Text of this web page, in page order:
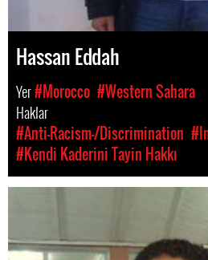
Hassan Eddah
Yer#Morocco #Western Sahara
Haklar
#Anti-Racism-/Discrimination
#Kendi Kaderini Tayin Hakkı